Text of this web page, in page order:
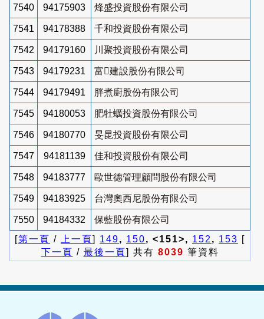
7540 94175903 烽盛投資股份有限公司
7541 94178388 千和投資股份有限公司
7542 94179160 川聚投資股份有限公司
7543 94179231 富建設股份有限公司
7544 94179491 胖煮廚股份有限公司
7545 94180053 肥牡蠣投資股份有限公司
7546 94180770 旻昆投資股份有限公司
7547 94181139 佳和投資股份有限公司
7548 94183777 歐世德管理顧問股份有限公司
7549 94183925 台灣奧西尼股份有限公司
7550 94184332
保藍股份有限公司
[第一頁 / 上一頁] 149, 150, <151>, 152 , 153 [
下一頁 / 最後一頁] 共有 8039 筆資料